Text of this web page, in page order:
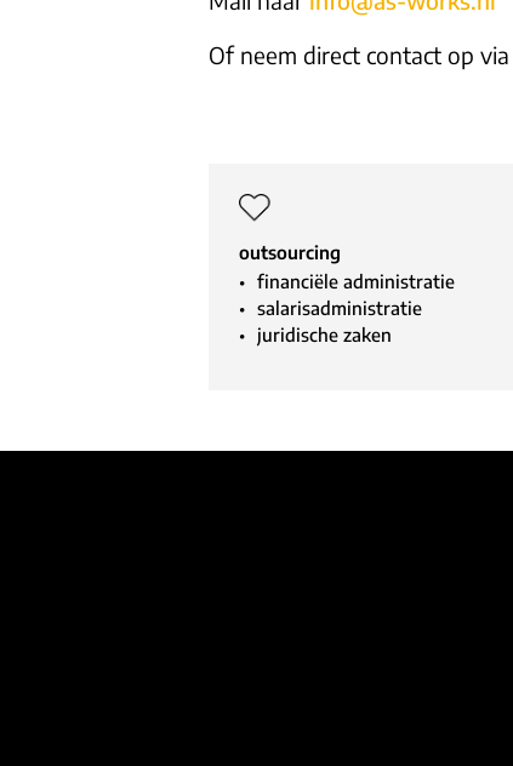
Of neem direct contact op
outsourcing
financiële administratie
salarisadministratie
juridische zaken